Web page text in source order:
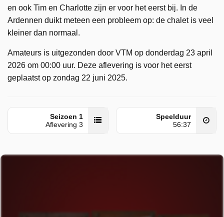
en ook Tim en Charlotte zijn er voor het eerst bij. In de
Ardennen duikt meteen een probleem op: de chalet is veel
kleiner dan normaal.
Amateurs is uitgezonden door VTM op donderdag 23 april
2026 om 00:00 uur. Deze aflevering is voor het eerst
geplaatst op zondag 22 juni 2025.
Seizoen 1
Aflevering 3
Speelduur
56:37